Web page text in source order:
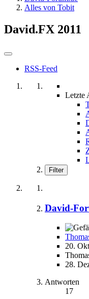
Alles von Tobit
David.FX 2011
RSS-Feed
Letzte
Filter
David-
20.
28.
Antworten
17